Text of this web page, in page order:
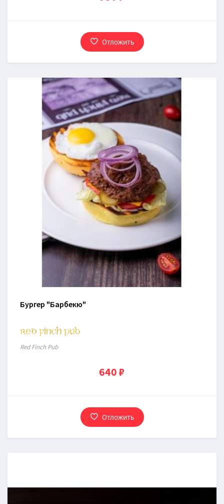
Отложить
Бургер "Барбекю"
Red Finch Pub
640 ₽
Отложить